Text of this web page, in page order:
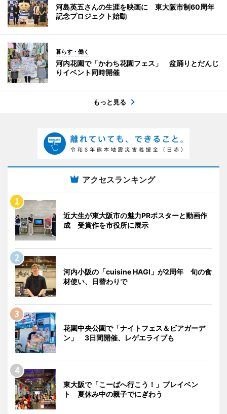
河島英五さんの生涯を映画に 東大阪市制60周年
記念プロジェクト始動
暮らす・働く
河内花園で「かわち花園フェス」 盆踊りとだんじ
りイベント同時開催
もっと見る
アクセスランキング
近大生が東大阪市の魅力PRポスターと動画作
成 受賞作を市役所に展示
河内小阪の「cuisine HAGI」が2周年 旬の食
材使い、日替わりで
花園中央公園で「ナイトフェス＆ビアガーデ
ン」 3日間開催、レゲエライブも
東大阪で「こーばへ行こう！」プレイベン
ト 夏休み中の親子でにぎわう